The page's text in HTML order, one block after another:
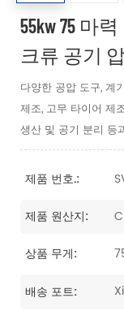
55kw 75 마
크류 공기
다양한 공압 도구, 계
제조, 고무 타이어 제
생산 및 공기 분리 등
제품 번호.:
제품 원산지:
상품 무게:
배송 포트: